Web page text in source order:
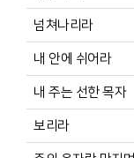
넘쳐나리라
내 안에 쉬어라
내 주는 선한 목자
보리라